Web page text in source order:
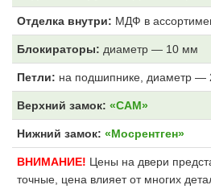
Отделка внутри: МДФ в
Блокираторы: диаметр — 10 мм
Петли: на подшипнике, диаметр —
Верхний замок: «САМ»
Нижний замок: «Мосрентген»
ВНИМАНИЕ! Цены на двери
точные, цена влияет от многих